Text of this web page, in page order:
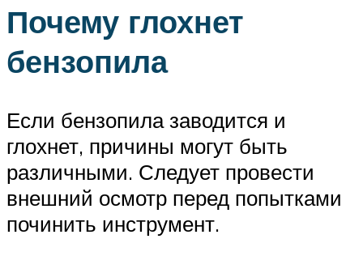
Почему глохнет
бензопила
Если бензопила заводится и
глохнет, причины могут быть
различными. Следует провести
внешний осмотр перед попытками
починить инструмент.